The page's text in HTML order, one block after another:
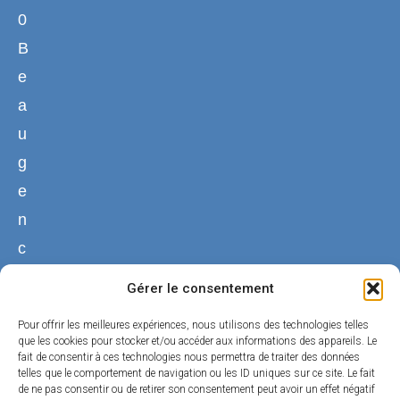
Gérer le consentement
Pour offrir les meilleures expériences, nous utilisons des technologies telles
que les cookies pour stocker et/ou accéder aux informations des appareils. Le
fait de consentir à ces technologies nous permettra de traiter des données
telles que le comportement de navigation ou les ID uniques sur ce site. Le fait
de ne pas consentir ou de retirer son consentement peut avoir un effet négatif
0
B
e
a
u
g
e
n
c
02
38
44
50